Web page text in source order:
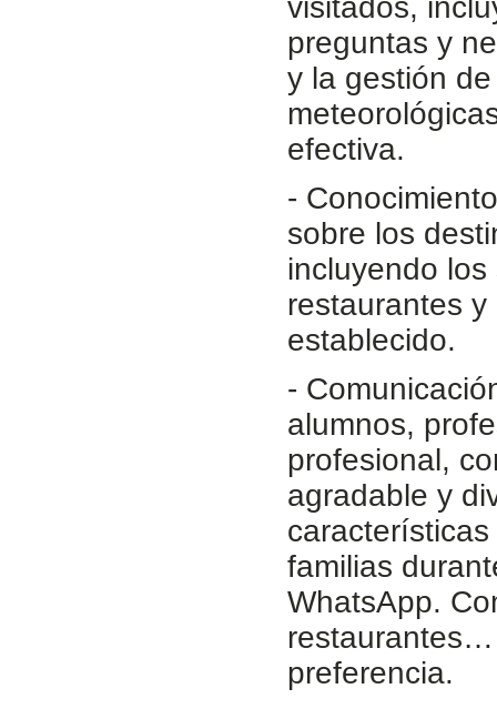
visitados,
preguntas y
y la gestión
efectiva.
-
sobre los
incluyendo
restaurantes
establecido.
-
alumnos,
profesional,
agradable y
familias
WhatsApp.
restaurantes…
preferencia.